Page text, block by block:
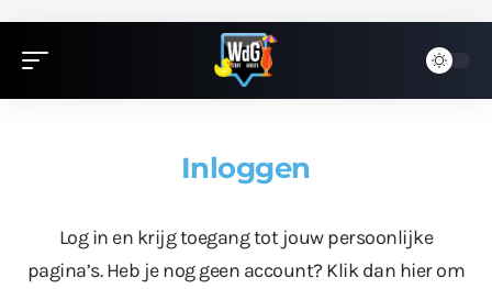
Inloggen
Log in en krijg toegang tot jouw persoonlijke
pagina’s. Heb je nog geen account? Klik dan hierom